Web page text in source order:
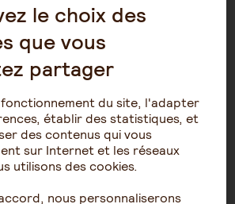
et sommeil : un cerveau
un cerveau en bonne santé
à établir un lien entre troubles du
cognitif, encourageant à mettre en
le choix des
que vous
partager
du site, l'adapter
établir des statistiques, et
des contenus qui vous
sur Internet et les réseaux
utilisons des cookies.
nous personnaliserons